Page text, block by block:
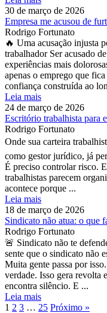
30 de março de 2026
Empresa me acusou de
Rodrigo Fortunato
🔥 Uma acusação injusta
trabalhador Ser acusado
experiências mais
apenas o emprego que
confiança construída ao
Leia mais
24 de março de 2026
Escritório trabalhista para
Rodrigo Fortunato
Onde sua carteira
como gestor jurídico, já
É preciso controlar risco.
trabalhistas parecem
acontece porque ...
Leia mais
18 de março de 2026
Sindicato não atua: o que
Rodrigo Fortunato
🚨 Sindicato não te
sente que o sindicato não
Muita gente passa por
verdade. Isso gera revolta
encontra silêncio. E ...
Leia mais
1 2 3 … 25 Próximo »